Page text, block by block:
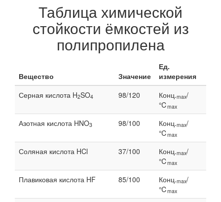
Таблица химической
стойкости ёмкостей из
полипропилена
Вещество Значение
Ед.
измерения
Серная кислота H2SO4 98/120 Конц.max/
℃max
Азотная кислота HNO3 98/100 Конц.max/
℃max
Соляная кислота HCl 37/100 Конц.max/
℃max
Плавиковая кислота HF 85/100 Конц.max/
℃max